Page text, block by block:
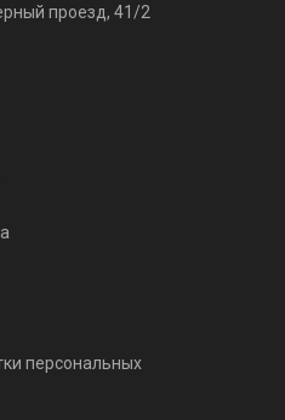
проезд, 41/2
персональных